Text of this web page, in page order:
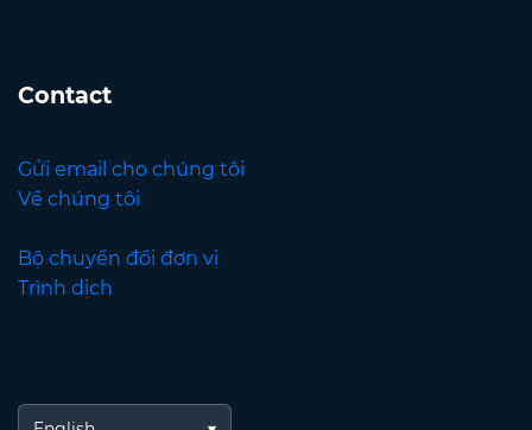
Contact
Gửi email cho chúng tôi
Về chúng tôi
Bộ chuyển đổi đơn vị
Trình dịch